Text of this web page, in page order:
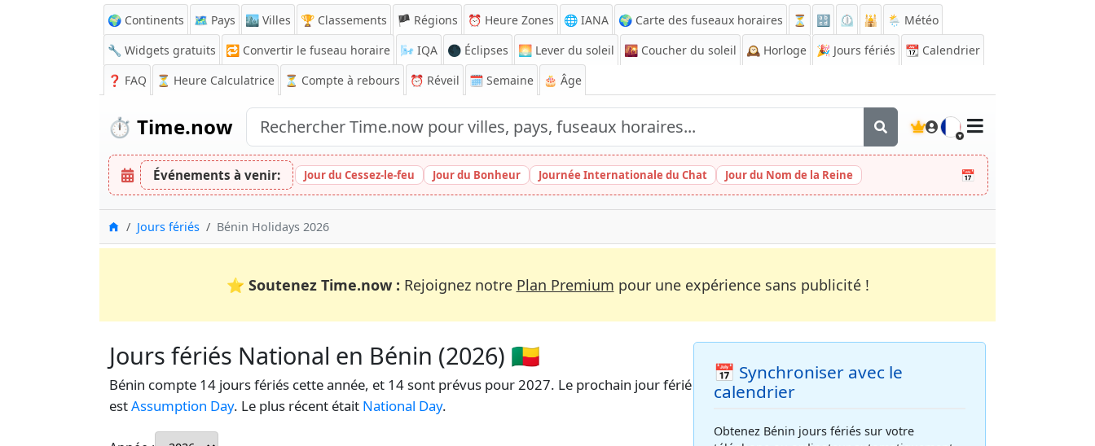
🌍 Continents 🗺️ Pays 🏙️ Villes 🏆 Classements 🏴 Régions ⏰ Heure Zones 🌐 IANA 🌍 Carte des fuseaux horaires ⏳ 🔡 ⏲️ 🕌
🌦️ Météo
🔧 Widgets gratuits
🔁 Convertir le fuseau horaire 🌬️ IQA 🌑 Éclipses 🌅 Lever du soleil 🌇 Coucher du soleil 🕰️ Horloge 🎉 Jours fériés 📆 Calendrier
❓ FAQ ⏳ Heure Calculatrice ⏳ Compte à rebours ⏰ Réveil 🗓️ Semaine 🎂 Âge
⏱️ Time.now 🇫🇷
Événements à venir: Jour du Cessez-le-feu Jour du Bonheur Journée Internationale du Chat Jour du Nom de la Reine 📅
Accueil
Jours fériés Bénin Holidays 2026
⭐ Soutenez Time.now : Rejoignez notre Plan Premium pour une expérience sans publicité !
Jours fériés National en Bénin (2026) 🇧🇯
Bénin compte 14 jours fériés cette année, et 14 sont prévus pour 2027. Le prochain jour férié
estAssumption Day. Le plus récent était National Day.
📅 Synchroniser avec le
calendrier
Obtenez Bénin jours fériés sur votre